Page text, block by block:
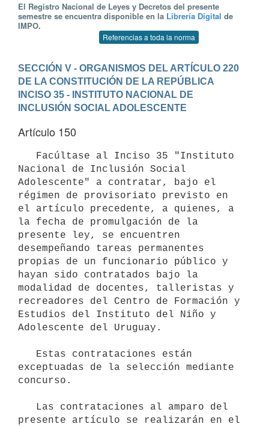
El Registro Nacional de Leyes y Decretos del presente
semestre se encuentra disponible en la Librería Digital de
IMPO.
Referencias a toda la norma
SECCIÓN V - ORGANISMOS DEL ARTÍCULO 220
DE LA CONSTITUCIÓN DE LA REPÚBLICA
INCISO 35 - INSTITUTO NACIONAL DE
INCLUSIÓN SOCIAL ADOLESCENTE
Artículo 150
Nacional de Inclusión Social
Adolescente" a contratar, bajo el
régimen de provisoriato previsto en
el artículo precedente, a quienes, a
la fecha de promulgación de la
presente ley, se encuentren
desempeñando tareas permanentes
propias de un funcionario público y
hayan sido contratados bajo la
modalidad de docentes, talleristas y
recreadores del Centro de Formación y
Estudios del Instituto del Niño y
Adolescente del Uruguay.
exceptuadas de la selección mediante
concurso.
presente artículo se realizarán en el